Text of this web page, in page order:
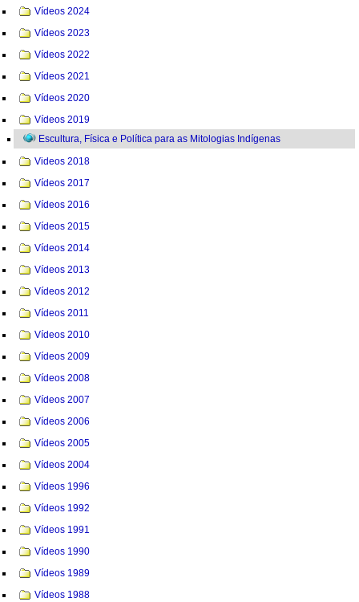
Vídeos 2024
Vídeos 2023
Vídeos 2022
Vídeos 2021
Vídeos 2020
Vídeos 2019
Escultura, Física e Política para as Mitologias Indígenas
Videos 2018
Vídeos 2017
Vídeos 2016
Vídeos 2015
Vídeos 2014
Vídeos 2013
Vídeos 2012
Vídeos 2011
Vídeos 2010
Vídeos 2009
Vídeos 2008
Vídeos 2007
Vídeos 2006
Vídeos 2005
Vídeos 2004
Vídeos 1996
Vídeos 1992
Vídeos 1991
Vídeos 1990
Vídeos 1989
Vídeos 1988